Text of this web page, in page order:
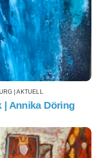
| AKTUELL
| Annika Döring